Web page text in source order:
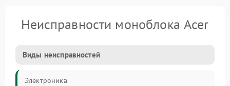
Неисправности моноблока Acer
Виды неисправностей
Электроника